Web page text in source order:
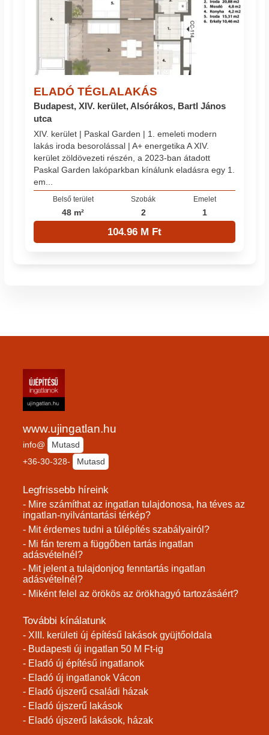
ELADÓ TÉGLALAKÁS
Budapest, XIV. kerület, Alsórákos, Bartl János
utca
XIV. kerület | Paskal Garden | 1. emeleti modern
lakás iroda besorolással | A+ energetika A XIV.
kerület zöldövezeti részén, a 2023-ban átadott
Paskal Garden lakóparkban kínálunk eladásra egy 1.
em...
Belső terület
48 m²
Szobák
2
Emelet
1
104.96 M Ft
www.ujingatlan.hu
info@
Mutasd
+36-30-328-
Mutasd
Legfrissebb híreink
- Mire számíthat az ingatlan tulajdonosa, ha téves az
ingatlan-nyilvántartási térkép?
- Mit érdemes tudni a túlépítés szabályairól?
- Mi fán terem a függőben tartás ingatlan
adásvételnél?
- Mit jelent a tulajdonjog fenntartás ingatlan
adásvételnél?
- Miként felel az örökös az örökhagyó tartozásáért?
További kínálatunk
- XIII. kerületi új építésű lakások gyüjtőoldala
- Budapesti új ingatlan 50 M Ft-ig
- Eladó új építésű ingatlanok
- Eladó új ingatlanok Vácon
- Eladó újszerű családi házak
- Eladó újszerű lakások
- Eladó újszerű lakások, házak